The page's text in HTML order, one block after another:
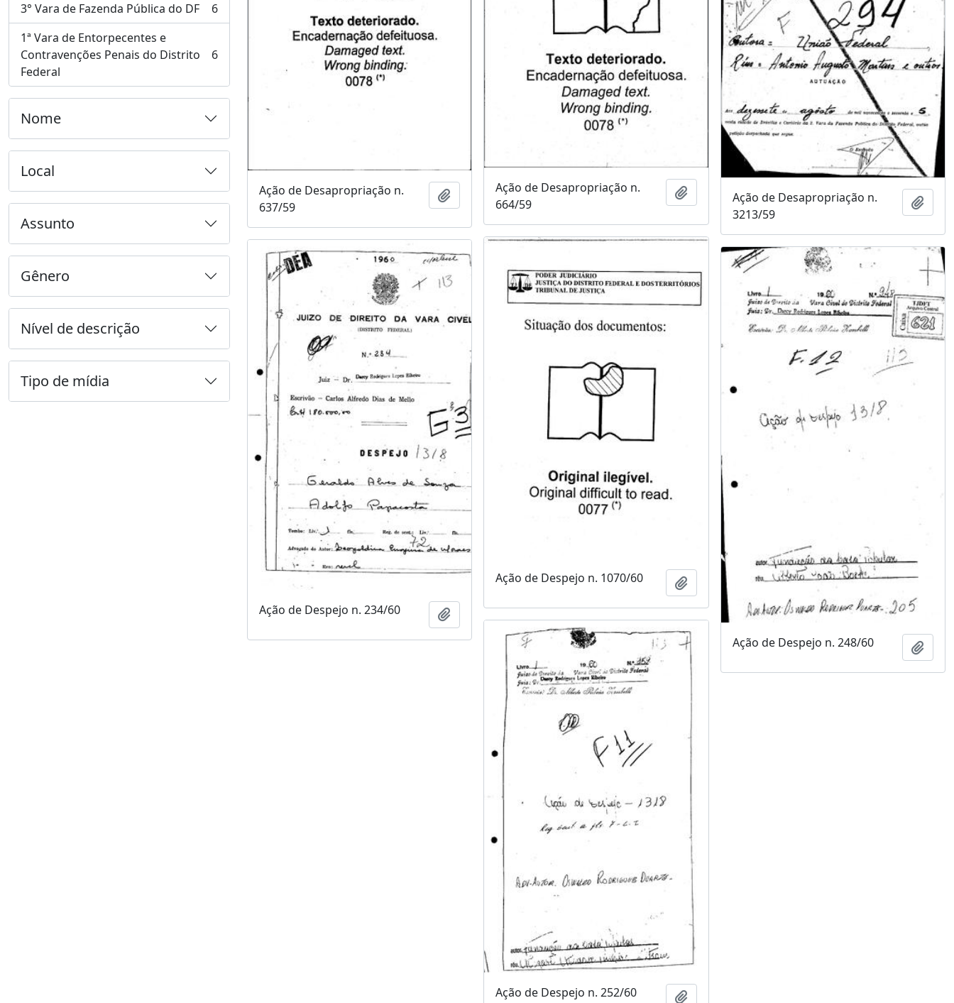
3° Vara de Fazenda Pública do DF
, 6 resultados
6
1ª Vara de Entorpecentes e
Contravenções Penais do Distrito
Federal
, 6 resultados 6
Nome
Local
Assunto
Gênero
Nível de descrição
Tipo de mídia
Ação de Desapropriação n.
3213/59
Ação de Desapropriação n.
637/59
Adicionar a área de transferência
Ação de Desapropriação n.
664/59
Adicionar a área de transferência
Ação de Despejo n. 1070/60
Adicionar a área de transferência
Ação de Despejo n. 234/60
Ação de Despejo n. 248/60
Ação de Despejo n. 252/60 Adicionar a área de transferência